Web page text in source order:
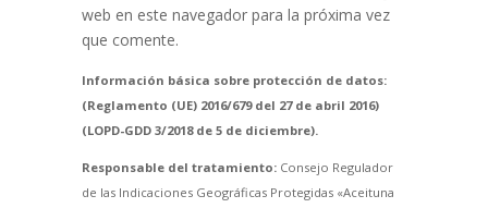
web en este navegador para la próxima vez
que comente.
Información básica sobre protección de datos:
(Reglamento (UE) 2016/679 del 27 de abril 2016)
(LOPD-GDD 3/2018 de 5 de diciembre).
Responsable del tratamiento:Consejo Regulador
de las Indicaciones Geográficas Protegidas «Aceituna